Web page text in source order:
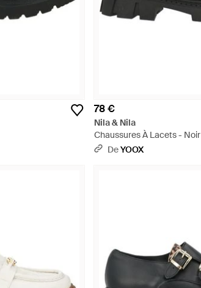
78 €
Nila & Nila
Chaussures À Lacets - Noir
DeYOOX